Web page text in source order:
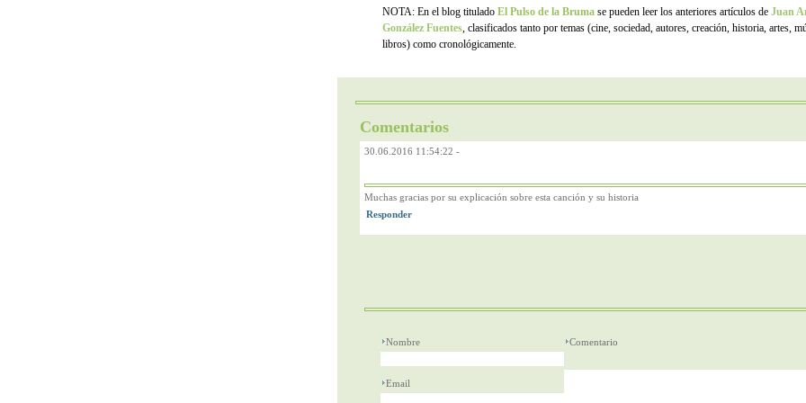
NOTA: En el blog titulado El Pulso de la Bruma se pueden leer los anteriores artículos de Juan
González Fuentes, clasificados tanto por temas (cine, sociedad, autores, creación, historia, artes,
libros) como cronológicamente.
Comentarios
30.06.2016 11:54:22 -
Muchas gracias por su explicación sobre esta canción y su historia
Nombre
Email
Comentario